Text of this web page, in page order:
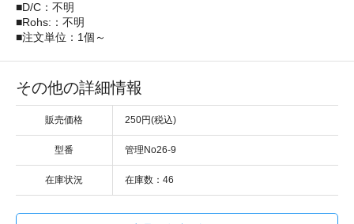
■D/C：不明
■Rohs:：不明
■注文単位：1個～
その他の詳細情報
販売価格 250円(税込)
型番 管理No26-9
在庫状況 在庫数：46